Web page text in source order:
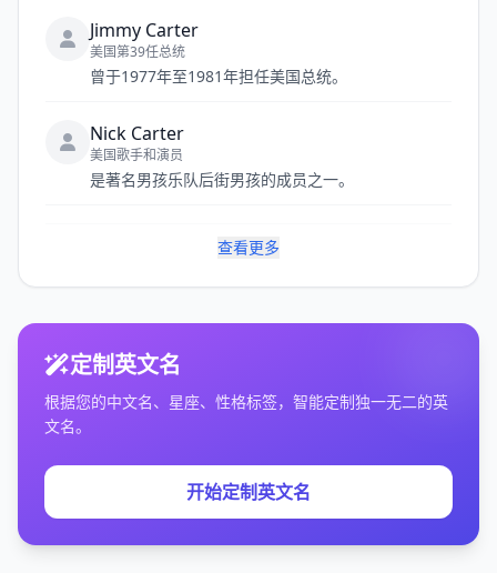
Jimmy Carter
美国第39任总统
曾于1977年至1981年担任美国总统。
Nick Carter
美国歌手和演员
是著名男孩乐队后街男孩的成员之一。
查看更多
定制英文名
根据您的中文名、星座、性格标签，智能定制独一无二的英
文名。
开始定制英文名